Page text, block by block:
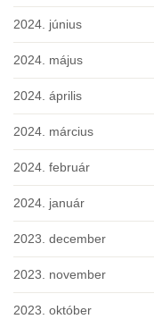
2024. június
2024. május
2024. április
2024. március
2024. február
2024. január
2023. december
2023. november
2023. október